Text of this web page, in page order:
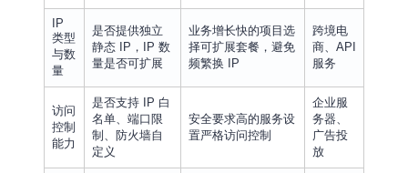
IP
类型
与数
量
是否提供独立
静态 IP，IP 数
量是否可扩展
业务增长快的项目选
择可扩展套餐，避免
频繁换 IP
跨境电
商、API
服务
访问
控制
能力
是否支持 IP 白
名单、端口限
制、防火墙自
定义
安全要求高的服务设
置严格访问控制
企业服
务器、
广告投
放